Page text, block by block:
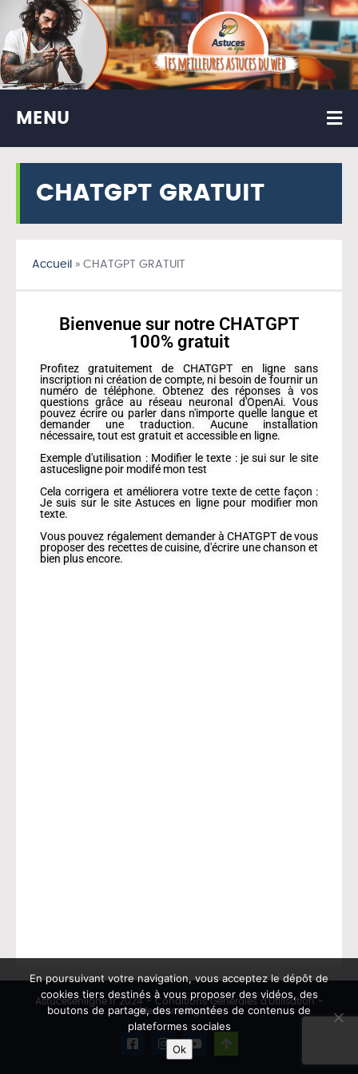
MENU
CHATGPT GRATUIT
Accueil » CHATGPT GRATUIT
Bienvenue sur notre CHATGPT
100% gratuit
Profitez gratuitement de CHATGPT en ligne sans
inscription ni création de compte, ni besoin de fournir un
numéro de téléphone. Obtenez des réponses à vos
questions grâce au réseau neuronal d'OpenAi. Vous
pouvez écrire ou parler dans n'importe quelle langue et
demander une traduction. Aucune installation
nécessaire, tout est gratuit et accessible en ligne.
Exemple d'utilisation : Modifier le texte : je sui sur le site
astucesligne poir modifé mon test
Cela corrigera et améliorera votre texte de cette façon :
Je suis sur le site Astuces en ligne pour modifier mon
texte.
Vous pouvez régalement demander à CHATGPT de vous
proposer des recettes de cuisine, d'écrire une chanson et
bien plus encore.
Astucesenligne.fr 2024 - Conditions Générales d’Utilisation-
Mentions légales
En poursuivant votre navigation, vous acceptez le dépôt de
cookies tiers destinés à vous proposer des vidéos, des
boutons de partage, des remontées de contenus de
plateformes sociales
Ok